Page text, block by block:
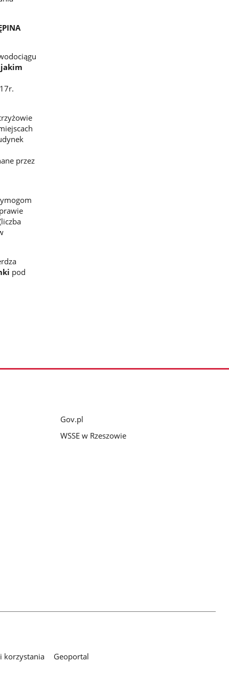
przez
pod
Gov.pl
WSSE w Rzeszowie
korzystania Geoportal